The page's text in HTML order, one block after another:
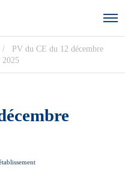
PV du CE du 12 décembre
2025